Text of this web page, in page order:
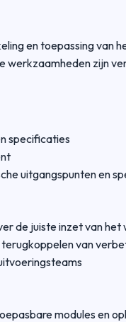
en toepassing van
zijn
specificaties
uitgangspunten en
de juiste inzet van
terugkoppelen van
modules en